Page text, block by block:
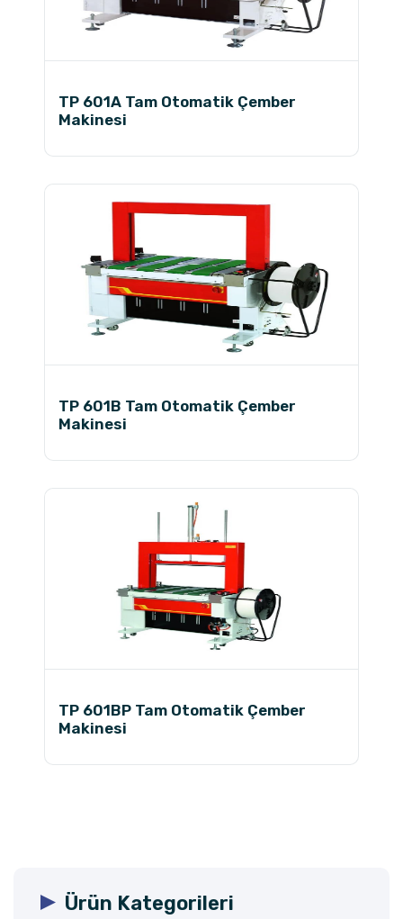
TP 601A Tam Otomatik Çember
Makinesi
TP 601B Tam Otomatik Çember
Makinesi
TP 601BP Tam Otomatik Çember
Makinesi
Ürün Kategorileri